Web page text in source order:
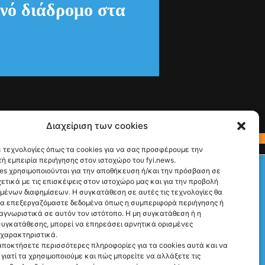
Διαχείριση των cookies
τεχνολογίες όπως τα cookies για να σας προσφέρουμε την
εμπειρία περιήγησης στον ιστοχώρο του fyi.news.
χρησιμοποιούνται για την αποθήκευση ή/και την πρόσβαση σε
με τις επισκέψεις στον ιστοχώρο μας και για την προβολή
διαφημίσεων. Η συγκατάθεση σε αυτές τις τεχνολογίες θα
επεξεργαζόμαστε δεδομένα όπως η συμπεριφορά περιήγησης ή
σε αυτόν τον ιστότοπο. Η μη συγκατάθεση ή η
μπορεί να επηρεάσει αρνητικά ορισμένες
χαρακτηριστικά.
περισσότερες πληροφορίες για τα cookies αυτά και να
τα χρησιμοποιούμε και πώς μπορείτε να αλλάξετε τις
Check This!
διάδρομο στα
Ακολούθησέ μας